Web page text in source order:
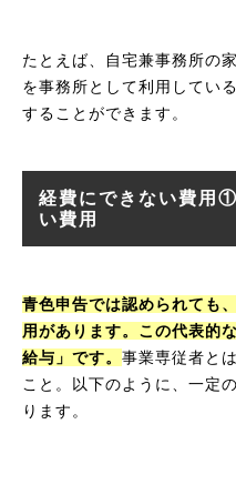
たとえば、自宅兼事務所の
を事務所として利用してい
することができます。
経費にできない費用
い費用
青色申告では認められても
用があります。この代表的
給与」です。 事業専従者と
こと。以下のように、一定
ります。